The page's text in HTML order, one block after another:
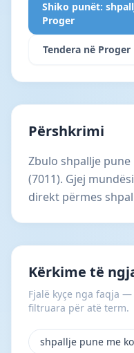
Shiko punët:
Proger
Tendera në Proger
Përshkrimi
Zbulo shpallje
(7011). Gjej
direkt përmes
Kërkime të
Fjalë kyçe nga faqja
filtruara për atë term.
shpallje pune me